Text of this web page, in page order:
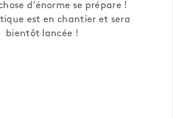
d’énorme se prépare !
est en chantier et sera
bientôt lancée !